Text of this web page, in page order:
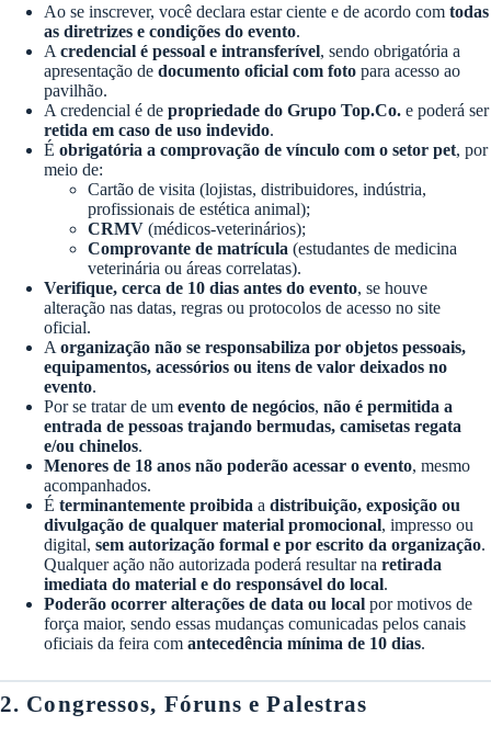
Ao se inscrever, você declara estar ciente e de acordo com todas
as diretrizes e condições do evento.
A credencial é pessoal e intransferível, sendo obrigatória a
apresentação de documento oficial com foto para acesso ao
pavilhão.
A credencial é de propriedade do Grupo Top.Co. e poderá ser
retida em caso de uso indevido.
É obrigatória a comprovação de vínculo com o setor pet, por
meio de:
Cartão de visita (lojistas, distribuidores, indústria,
profissionais de estética animal);
CRMV (médicos-veterinários);
Comprovante de matrícula (estudantes de medicina
veterinária ou áreas correlatas).
Verifique, cerca de 10 dias antes do evento, se houve
alteração nas datas, regras ou protocolos de acesso no site
oficial.
A organização não se responsabiliza por objetos pessoais,
equipamentos, acessórios ou itens de valor deixados no
evento.
Por se tratar de um evento de negócios, não é permitida a
entrada de pessoas trajando bermudas, camisetas regata
e/ou chinelos.
Menores de 18 anos não poderão acessar o evento, mesmo
acompanhados.
É terminantemente proibida a distribuição, exposição ou
divulgação de qualquer material promocional, impresso ou
digital, sem autorização formal e por escrito da organização.
Qualquer ação não autorizada poderá resultar na retirada
imediata do material e do responsável do local.
Poderão ocorrer alterações de data ou local por motivos de
força maior, sendo essas mudanças comunicadas pelos canais
oficiais da feira com antecedência mínima de 10 dias.
2. Congressos, Fóruns e Palestras